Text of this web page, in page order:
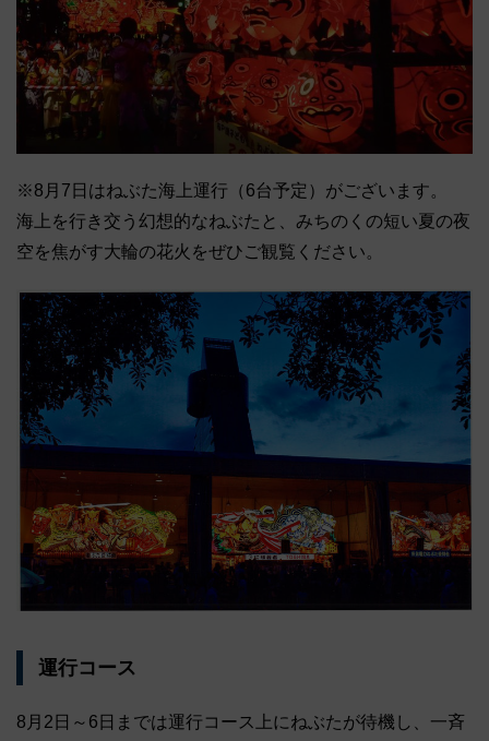
※8月7日はねぶた海上運行（6台予定）がございます。
海上を行き交う幻想的なねぶたと、みちのくの短い夏の夜
空を焦がす大輪の花火をぜひご観覧ください。
運行コース
8月2日～6日までは運行コース上にねぶたが待機し、一斉